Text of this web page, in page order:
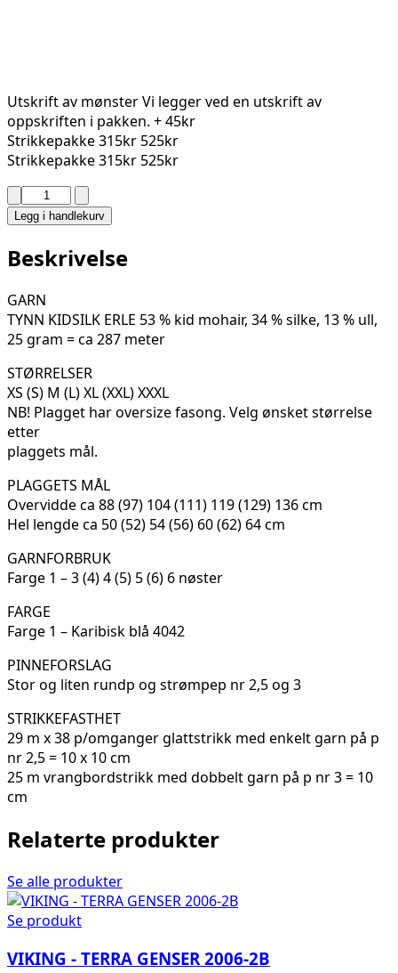
Utskrift av mønsterVi legger ved en utskrift av
oppskriften i pakken. + 45kr
Strikkepakke315kr 525kr
Strikkepakke315kr 525kr
ARIOSO
TOPP
02
antall
Legg i handlekurv
Beskrivelse
GARN
TYNN KIDSILK ERLE 53 % kid mohair, 34 % silke, 13 % ull,
25 gram = ca 287 meter
STØRRELSER
XS (S) M (L) XL (XXL) XXXL
NB! Plagget har oversize fasong. Velg ønsket størrelse
etter
plaggets mål.
PLAGGETS MÅL
Overvidde ca 88 (97) 104 (111) 119 (129) 136 cm
Hel lengde ca 50 (52) 54 (56) 60 (62) 64 cm
GARNFORBRUK
Farge 1 – 3 (4) 4 (5) 5 (6) 6 nøster
FARGE
Farge 1 – Karibisk blå 4042
PINNEFORSLAG
Stor og liten rundp og strømpep nr 2,5 og 3
STRIKKEFASTHET
29 m x 38 p/omganger glattstrikk med enkelt garn på p
nr 2,5 = 10 x 10 cm
25 m vrangbordstrikk med dobbelt garn på p nr 3 = 10
cm
Relaterte produkter
Se alle produkter
Se produkt
VIKING - TERRA GENSER 2006-2B